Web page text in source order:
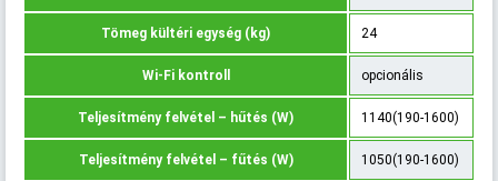
Tömeg kültéri egység (kg) 24
Wi-Fi kontroll opcionális
Teljesítmény felvétel – hűtés (W) 1140(190-1600)
Teljesítmény felvétel – fűtés (W) 1050(190-1600)